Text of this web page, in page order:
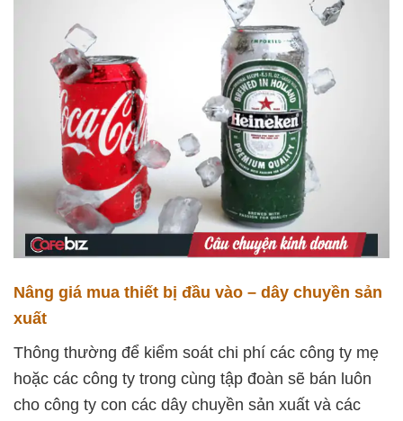
Nâng giá mua thiết bị đầu vào – dây chuyền sản
xuất
Thông thường để kiểm soát chi phí các công ty mẹ
hoặc các công ty trong cùng tập đoàn sẽ bán luôn
cho công ty con các dây chuyền sản xuất và các